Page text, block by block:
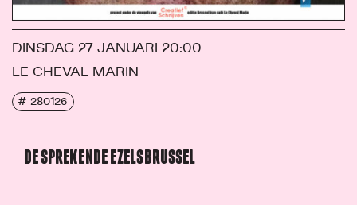
DINSDAG 27 JANUARI 20:00
LE CHEVAL MARIN
# 280126
DE SPREKENDE EZELS BRUSSEL